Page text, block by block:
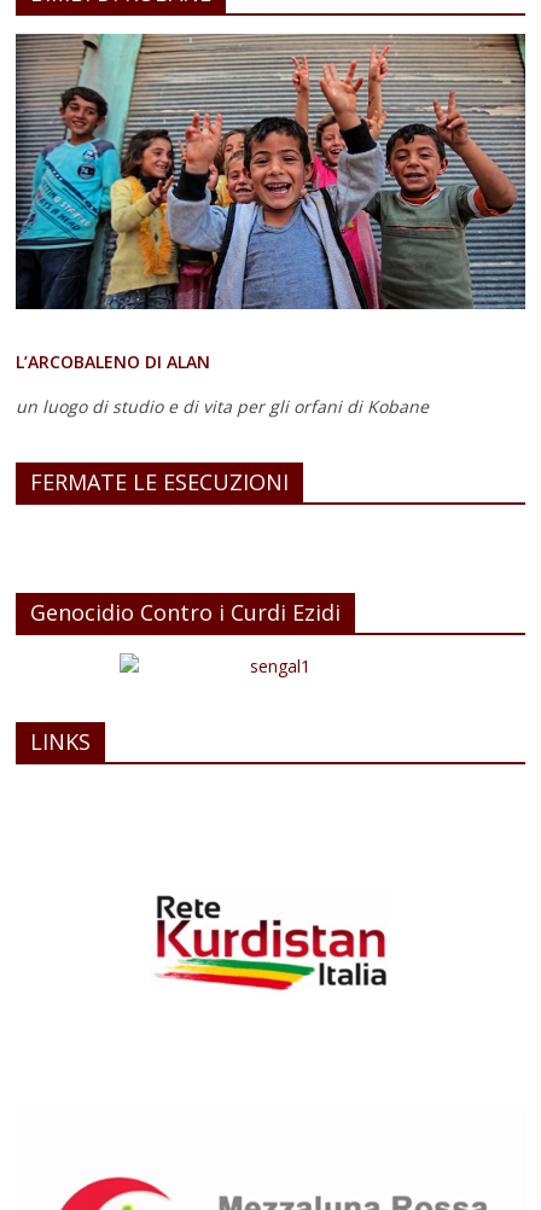
L’ARCOBALENO DI ALAN
un luogo di studio e di vita per gli orfani di Kobane
FERMATE LE ESECUZIONI
Genocidio Contro i Curdi Ezidi
LINKS